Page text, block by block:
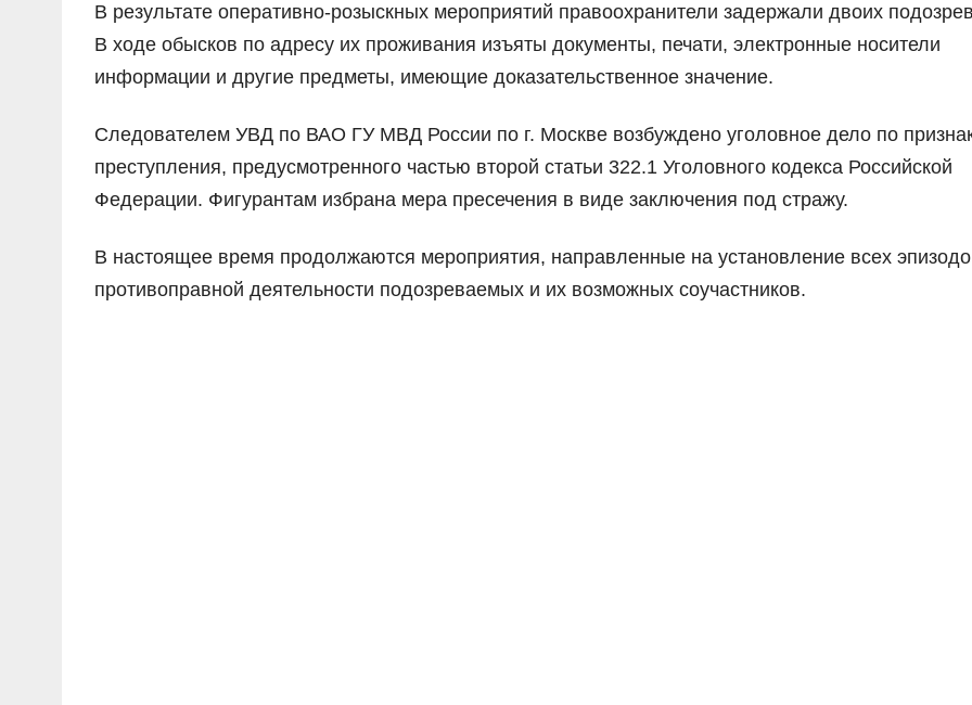
В результате оперативно-розыскных мероприятий правоохранители задержали двоих
В ходе обысков по адресу их проживания изъяты документы, печати, электронные носители
информации и другие предметы, имеющие доказательственное значение.
Следователем УВД по ВАО ГУ МВД России по г. Москве возбуждено уголовное дело по
преступления, предусмотренного частью второй статьи 322.1 Уголовного кодекса Российской
Федерации. Фигурантам избрана мера пресечения в виде заключения под стражу.
В настоящее время продолжаются мероприятия, направленные на установление всех
противоправной деятельности подозреваемых и их возможных соучастников.